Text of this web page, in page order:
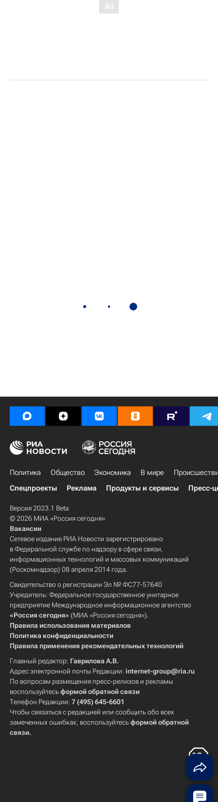
Политика Общество Экономика В мире
Спецпроекты
Реклама Продукты и сервисы Пресс-
Версия 2023.1 Beta
© 2026 МИА «Россия сегодня»
Вакансии
Сетевое издание РИА Новости зарегистрировано
в Федеральной службе по надзору в сфере связи,
информационных технологий и массовых коммуникаций
(Роскомнадзор) 08 апреля 2014 года.
Свидетельство о регистрации Эл № ФС77-57640
Учредитель: Федеральное государственное унитарное
предприятие Международное информационное агентство
«Россия сегодня» (МИА «Россия сегодня»).
Правила использования материалов
Политика конфиденциальности
Правила применения рекомендательных технологий
Главный редактор: Гаврилова А.В.
Адрес электронной почты Редакции: internet-group@ria.ru
По вопросам размещения пресс-релизов и рекламы
воспользуйтесьформой обратной связи
Телефон Редакции: 7 (495) 645-6601
Чтобы связаться с редакцией или сообщить обо всех
замеченных ошибках, воспользуйтесьформой обратной
связи.